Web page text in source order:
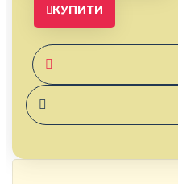
КУПИТИ